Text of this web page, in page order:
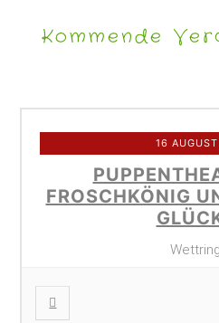
Kommende
16
FROSCHKÖNIG